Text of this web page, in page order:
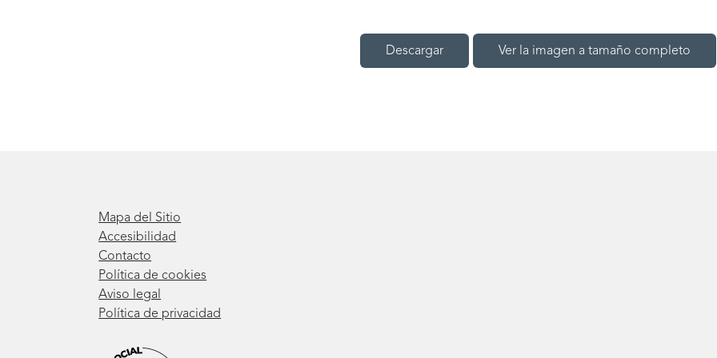
Descargar Ver la imagen a tamaño completo
Mapa del Sitio
Accesibilidad
Contacto
Política de cookies
Aviso legal
Política de privacidad